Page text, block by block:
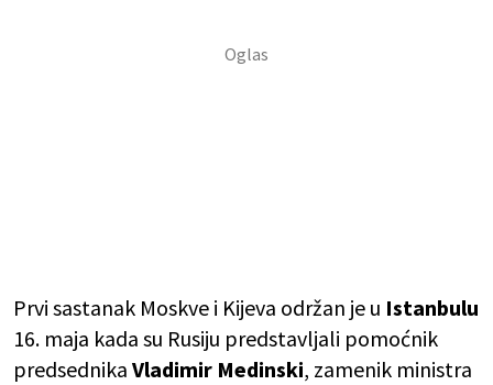
Prvi sastanak Moskve i Kijeva održan je u Istanbulu
16. maja kada su Rusiju predstavljali pomoćnik
predsednika Vladimir Medinski, zamenik ministra